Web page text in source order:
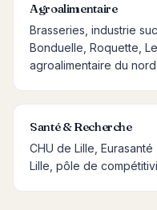
Agroalimentaire
Brasseries, industrie
Bonduelle, Roquette,
agroalimentaire du
Santé & Recherche
CHU de Lille,
Lille, pôle de